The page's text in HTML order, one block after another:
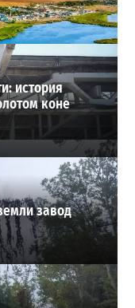
история
коне
завод